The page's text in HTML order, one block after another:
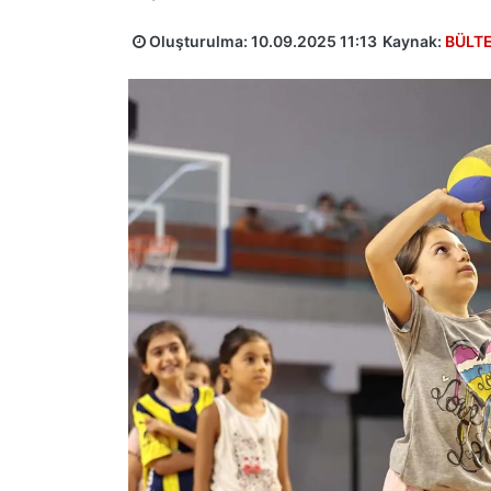
Oluşturulma: 10.09.2025 11:13 Kaynak: